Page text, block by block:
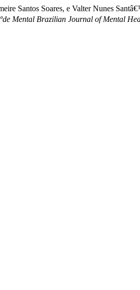
Santos Soares, e Valter Nunes
Mental Brazilian Journal of Mental